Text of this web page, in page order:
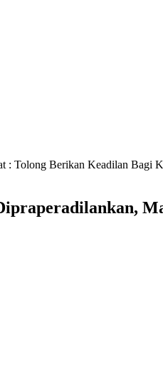
: Tolong Berikan Keadilan Bagi